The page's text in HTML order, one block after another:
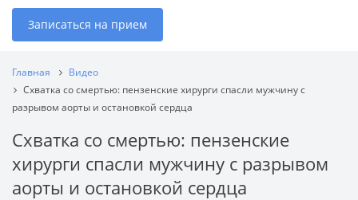
Записаться на прием
Главная
Видео
Схватка со смертью: пензенские хирурги спасли мужчину с
разрывом аорты и остановкой сердца
Схватка со смертью: пензенские
хирурги спасли мужчину с разрывом
аорты и остановкой сердца